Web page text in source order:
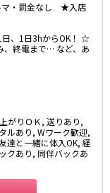
・罰金なし ★入店
、1日3hからOK！ ☆
、終電まで… など、あ
がりＯＫ, 送りあり,
ルあり, Wワーク歓迎,
達と一緒に体入OK, 経
クあり, 同伴バックあ